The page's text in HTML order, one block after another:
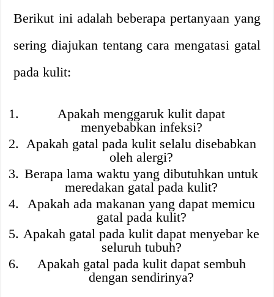
Berikut ini adalah beberapa pertanyaan yang
sering diajukan tentang cara mengatasi gatal
pada kulit:
Apakah menggaruk kulit dapat
menyebabkan infeksi?
Apakah gatal pada kulit selalu disebabkan
oleh alergi?
Berapa lama waktu yang dibutuhkan untuk
meredakan gatal pada kulit?
Apakah ada makanan yang dapat memicu
gatal pada kulit?
Apakah gatal pada kulit dapat menyebar ke
seluruh tubuh?
Apakah gatal pada kulit dapat sembuh
dengan sendirinya?